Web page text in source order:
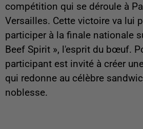
compétition qui se déroule à
Versailles. Cette victoire va lui
participer à la finale nationale
Beef Spirit », l'esprit du bœuf.
participant est invité à créer
qui redonne au célèbre
noblesse.